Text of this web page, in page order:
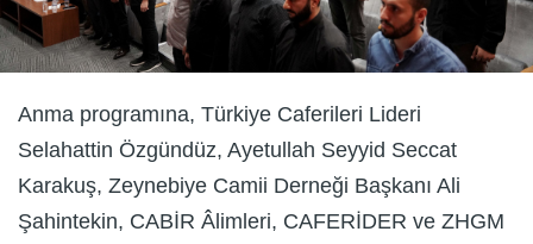
Anma programına, Türkiye Caferileri Lideri
Selahattin Özgündüz, Ayetullah Seyyid Seccat
Karakuş, Zeynebiye Camii Derneği Başkanı Ali
Şahintekin, CABİR Âlimleri, CAFERİDER ve ZHGM